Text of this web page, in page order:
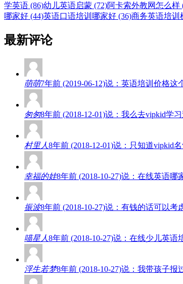
学英语 (86)幼儿英语启蒙 (72)阿卡索外教网怎么样
哪家好 (44)英语口语培训哪家好 (36)商务英语培训
最新评论
萌萌7年前 (2019-06-12)说：英语培训价格
匆匆8年前 (2018-12-01)说：我么去vipkid学
村里人8年前 (2018-12-01)说：只知道vipkid
幸福的娃8年前 (2018-10-27)说：在线英语
振波8年前 (2018-10-27)说：有钱的话可以
喵星人8年前 (2018-10-27)说：在线少儿英
浮生若梦8年前 (2018-10-27)说：我带孩子